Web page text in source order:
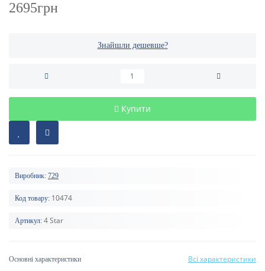
2695грн
Знайшли дешевше?
Купити
Виробник: 729
Код товару: 10474
Артикул: 4 Star
Основні характеристики Всі характеристики